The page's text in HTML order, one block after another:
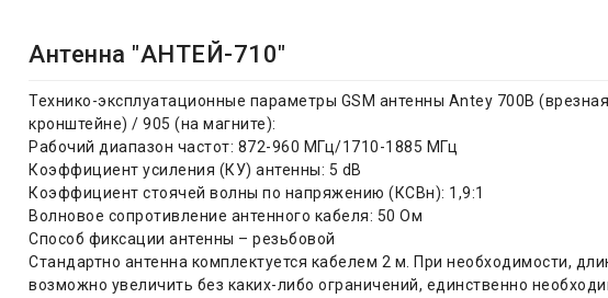
Антенна "АНТЕЙ-710"
Технико-эксплуатационные параметры GSM антенны Antey 700В
кронштейне) / 905 (на магните):
Рабочий диапазон частот: 872-960 МГц/1710-1885 МГц
Коэффициент усиления (КУ) антенны: 5 dB
Коэффициент стоячей волны по напряжению (КСВн): 1,9:1
Волновое сопротивление антенного кабеля: 50 Ом
Способ фиксации антенны – резьбовой
Стандартно антенна комплектуется кабелем 2 м. При необходимости,
возможно увеличить без каких-либо ограничений, единственно